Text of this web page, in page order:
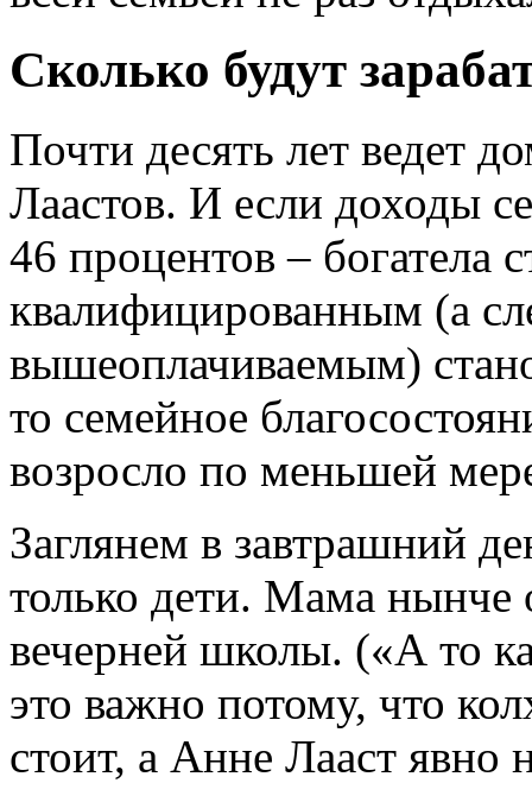
Сколько будут
Почти десять лет ведет
Лаастов. И если доходы
46 процентов – богатела
квалифицированным (а
вышеоплачиваемым)
то семейное
возросло по меньшей
Заглянем в завтрашний
только дети. Мама нынче
вечерней школы. («А то
это важно потому, что
стоит, а Анне Лааст явно